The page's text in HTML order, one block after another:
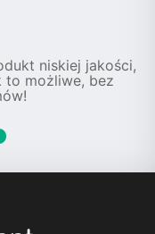
niskiej jakości,
to możliwe, bez